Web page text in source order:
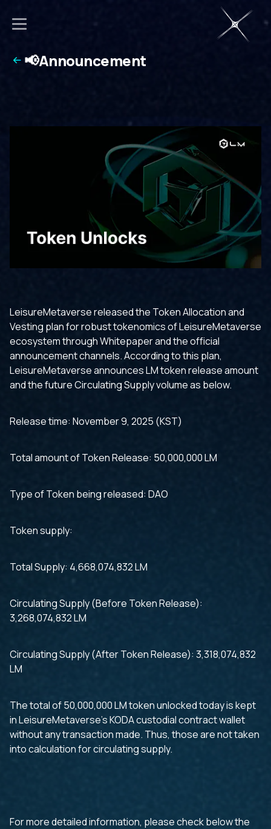
📢Announcement
LeisureMetaverse released the Token Allocation and
Vesting plan for robust tokenomics of LeisureMetaverse
ecosystem through Whitepaper and the official
announcement channels. According to this plan,
LeisureMetaverse announces LM token release amount
and the future Circulating Supply volume as below.
Release time: November 9, 2025 (KST)
Total amount of Token Release: 50,000,000 LM
Type of Token being released: DAO
Token supply:
Total Supply: 4,668,074,832 LM
Circulating Supply (Before Token Release):
3,268,074,832 LM
Circulating Supply (After Token Release): 3,318,074,832
LM
The total of 50,000,000 LM token unlocked today is kept
in LeisureMetaverse’s KODA custodial contract wallet
without any transaction made. Thus, those are not taken
into calculation for circulating supply.
For more detailed information, please check below the